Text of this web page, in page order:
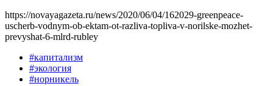
https://novayagazeta.ru/news/2020/06/04/162029-greenpeace-
uscherb-vodnym-ob-ektam-ot-razliva-topliva-v-norilske-mozhet-
prevyshat-6-mlrd-rubley
#капитализм
#экология
#норникель